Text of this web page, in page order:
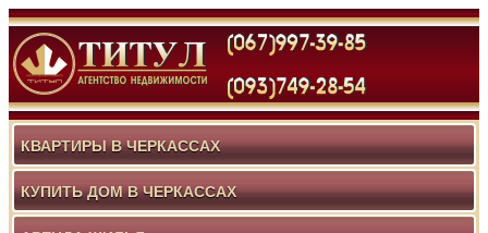
КВАРТИРЫ В ЧЕРКАССАХ
КУПИТЬ ДОМ В ЧЕРКАССАХ